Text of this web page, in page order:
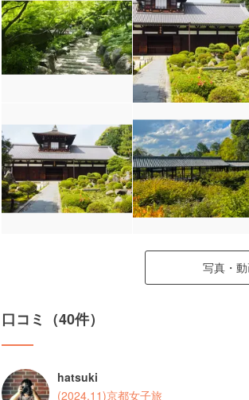
写真・
口コミ（40件）
hatsuki
(2024.11)京都女子旅